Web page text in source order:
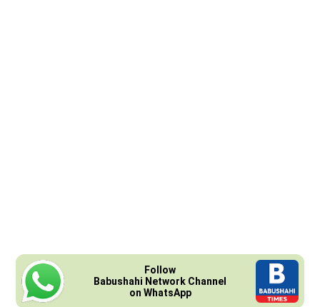
Follow
Babushahi Network Channel
on WhatsApp